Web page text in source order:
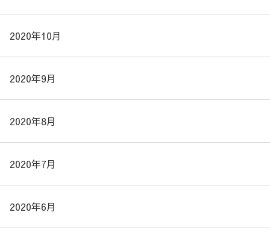
2020年10月
2020年9月
2020年8月
2020年7月
2020年6月